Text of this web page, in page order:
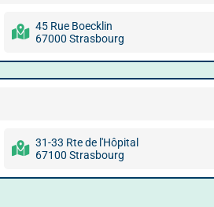
45 Rue Boecklin
67000 Strasbourg
31-33 Rte de l'Hôpital
67100 Strasbourg